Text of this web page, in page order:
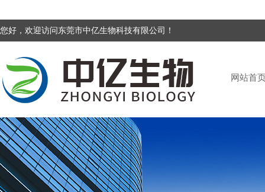
您好，欢迎访问东莞市中亿生物科技有限公司！
网站首